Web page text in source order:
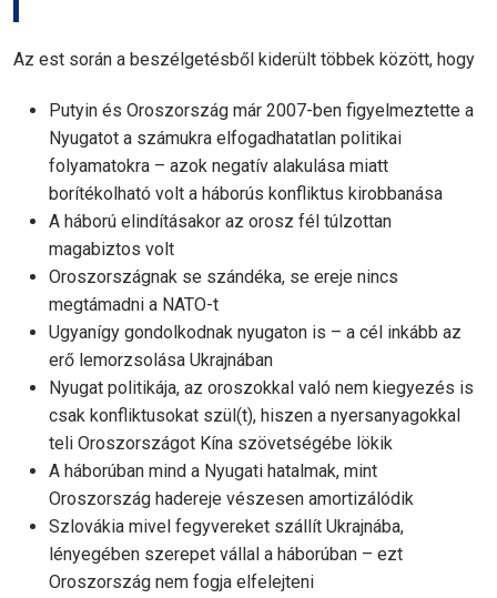
Az est során a beszélgetésből kiderült többek között, hogy
Putyin és Oroszország már 2007-ben figyelmeztette a
Nyugatot a számukra elfogadhatatlan politikai
folyamatokra – azok negatív alakulása miatt
borítékolható volt a háborús konfliktus kirobbanása
A háború elindításakor az orosz fél túlzottan
magabiztos volt
Oroszországnak se szándéka, se ereje nincs
megtámadni a NATO-t
Ugyanígy gondolkodnak nyugaton is – a cél inkább az
erő lemorzsolása Ukrajnában
Nyugat politikája, az oroszokkal való nem kiegyezés is
csak konfliktusokat szül(t), hiszen a nyersanyagokkal
teli Oroszországot Kína szövetségébe lökik
A háborúban mind a Nyugati hatalmak, mint
Oroszország hadereje vészesen amortizálódik
Szlovákia mivel fegyvereket szállít Ukrajnába,
lényegében szerepet vállal a háborúban – ezt
Oroszország nem fogja elfelejteni